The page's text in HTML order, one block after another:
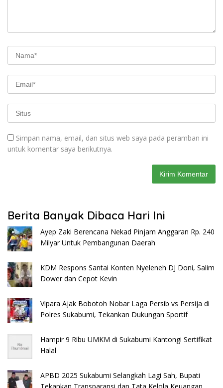
Simpan nama, email, dan situs web saya pada peramban ini
untuk komentar saya berikutnya.
Berita Banyak Dibaca Hari Ini
Ayep Zaki Berencana Nekad Pinjam Anggaran Rp. 240
Milyar Untuk Pembangunan Daerah
KDM Respons Santai Konten Nyeleneh DJ Doni, Salim
Dower dan Cepot Kevin
Vipara Ajak Bobotoh Nobar Laga Persib vs Persija di
Polres Sukabumi, Tekankan Dukungan Sportif
Hampir 9 Ribu UMKM di Sukabumi Kantongi Sertifikat
Halal
APBD 2025 Sukabumi Selangkah Lagi Sah, Bupati